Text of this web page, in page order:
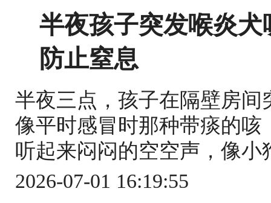
半夜孩子突发喉炎
防止窒息
半夜三点，孩子在隔壁房
像平时感冒时那种带痰的
听起来闷闷的空空声，像
2026-07-01 16:19:55